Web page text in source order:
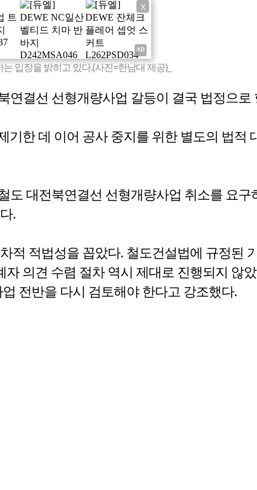
X
입장을 밝히고 있다.(사진=한남대 제공)_
연결선 선형개량사업 갈등이 결국 법정으로
한 데 이어 공사 중지를 위한 별도의 법적
대전북연결선 선형개량사업 취소를 요
.
적 적법성을 꼽았다. 철도건설법에 규정된
의견 수렴 절차 역시 제대로 진행되지 않
전반을 다시 검토해야 한다고 강조했다.